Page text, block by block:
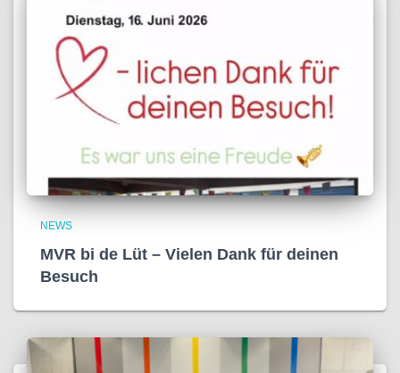
NEWS
MVR bi de Lüt – Vielen Dank für deinen
Besuch